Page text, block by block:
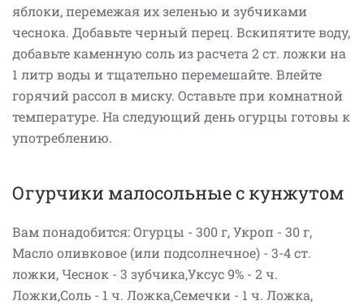
яблоки, перемежая их зеленью и зубчиками
чеснока. Добавьте черный перец. Вскипятите воду,
добавьте каменную соль из расчета 2 ст. ложки на
1 литр воды и тщательно перемешайте. Влейте
горячий рассол в миску. Оставьте при комнатной
температуре. На следующий день огурцы готовы к
употреблению.
Огурчики малосольные с кунжутом
Вам понадобится: Огурцы - 300 г, Укроп - 30 г,
Масло оливковое (или подсолнечное) - 3-4 ст.
ложки, Чеснок - 3 зубчика,Уксус 9% - 2 ч.
Ложки,Соль - 1 ч. Ложка,Семечки - 1 ч. Ложка,